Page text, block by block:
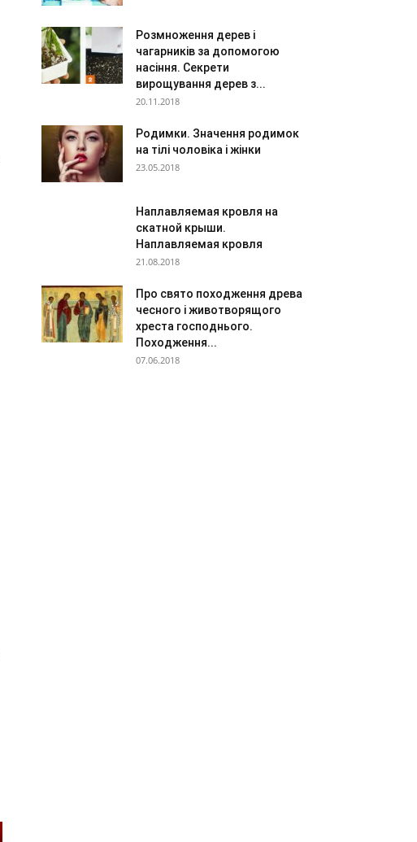
Розмноження дерев і
чагарників за допомогою
насіння. Секрети
вирощування дерев з...
20.11.2018
Родимки. Значення родимок
на тілі чоловіка і жінки
23.05.2018
Наплавляемая кровля на
скатной крыши.
Наплавляемая кровля
21.08.2018
Про свято походження древа
чесного і животворящого
хреста господнього.
Походження...
07.06.2018